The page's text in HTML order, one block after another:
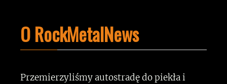
O RockMetalNews
Przemierzyliśmy autostradę do piekła i